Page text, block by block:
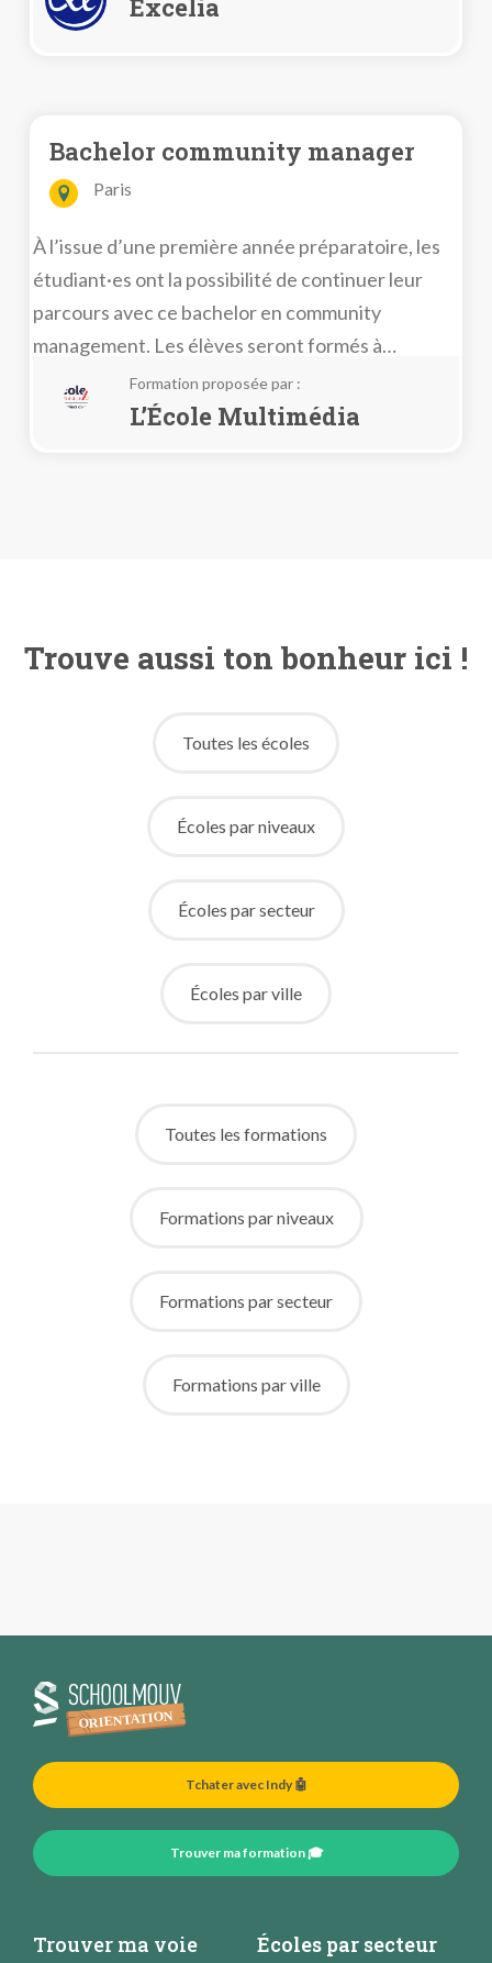
Excelia
Bachelor community manager
Paris
À l’issue d’une première année préparatoire, les
étudiant·es ont la possibilité de continuer leur
parcours avec ce bachelor en community
management. Les élèves seront formés à
promouvoir l’image de marque d’une entreprise
et à piloter sa communication interne et externe
Formation proposée par :
L’École Multimédia
Trouve aussi ton bonheur ici !
Toutes les écoles
Écoles par niveaux
Écoles par secteur
Écoles par ville
Toutes les formations
Formations par niveaux
Formations par secteur
Formations par ville
Tchater avec Indy 🤖
Trouver ma formation 🎓
Trouver ma voie Écoles par secteur